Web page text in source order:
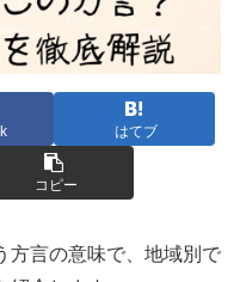
はてブ
コピー
方言の意味で、地域別で